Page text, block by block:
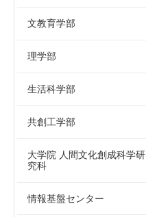
文教育学部
理学部
生活科学部
共創工学部
大学院 人間文化創成科学研
究科
情報基盤センター